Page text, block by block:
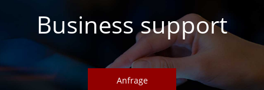
Business support
Anfrage